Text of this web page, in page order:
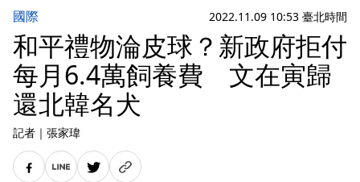
國際 2022.11.09 10:53 臺北時間
和平禮物淪皮球？新政府拒付
每月6.4萬飼養費 文在寅歸
還北韓名犬
記者 ｜ 張家瑋